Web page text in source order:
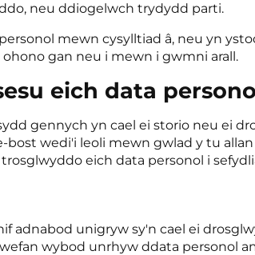
neu ddiogelwch trydydd parti.
mewn cysylltiad â, neu yn
gan neu i mewn i gwmni arall.
eich data
gennych yn cael ei storio neu ei
wedi'i leoli mewn gwlad y tu
eich data personol i
adnabod unigryw sy'n cael ei
wybod unrhyw ddata personol